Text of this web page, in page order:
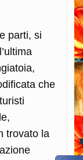
parti, si
che
trovato la